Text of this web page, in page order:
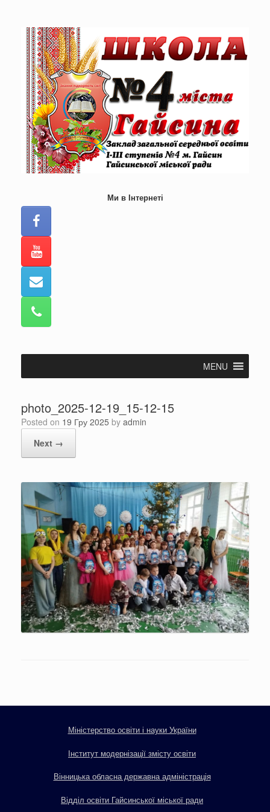
Ми в Інтернеті
MENU
photo_2025-12-19_15-12-15
Posted on 19 Гру 2025 by admin
Next →
Міністерство освіти і науки України
Інститут модернізації змісту освіти
Вінницька обласна державна адміністрація
Відділ освіти Гайсинської міської ради